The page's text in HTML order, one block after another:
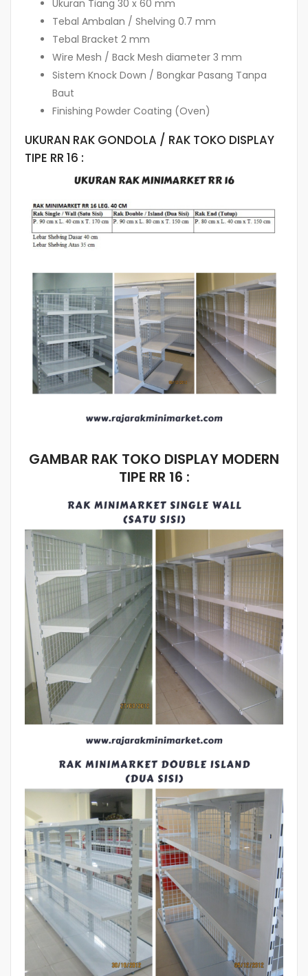
Ukuran Tiang 30 x 60 mm
Tebal Ambalan / Shelving 0.7 mm
Tebal Bracket 2 mm
Wire Mesh / Back Mesh diameter 3 mm
Sistem Knock Down / Bongkar Pasang Tanpa
Baut
Finishing Powder Coating (Oven)
UKURAN RAK GONDOLA / RAK TOKO DISPLAY
TIPE RR 16 :
GAMBAR RAK TOKO DISPLAY MODERN
TIPE RR 16 :